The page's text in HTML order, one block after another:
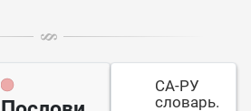
СА-РУ
словарь.